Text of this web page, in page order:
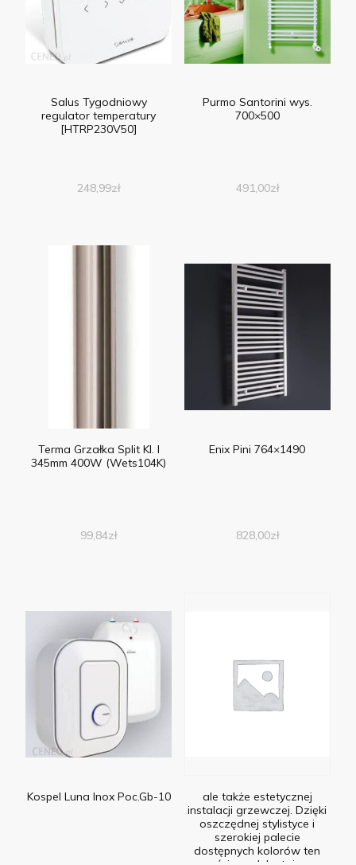
Salus Tygodniowy
regulator temperatury
[HTRP230V50]
248,99zł
Purmo Santorini wys.
700×500
491,00zł
Terma Grzałka Split Kl. I
345mm 400W (Wets104K)
99,84zł
Enix Pini 764×1490
828,00zł
Kospel Luna Inox Poc.Gb-10
ale także estetycznej
instalacji grzewczej. Dzięki
oszczędnej stylistyce i
szerokiej palecie
dostępnych kolorów ten